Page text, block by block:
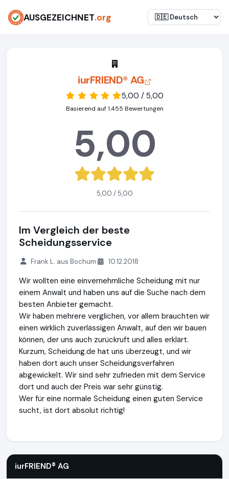
AUSGEZEICHNET.org
iurFRIEND® AG
5,00 / 5,00
Basierend auf 1.455 Bewertungen
5,00
5,00 / 5,00
Im Vergleich der beste
Scheidungsservice
Frank L. aus Bochum 10.12.2018
Wir wollten eine einvernehmliche Scheidung mit nur
einem Anwalt und haben uns auf die Suche nach dem
besten Anbieter gemacht.
Wir haben mehrere verglichen, vor allem brauchten wir
einen wirklich zuverlässigen Anwalt, auf den wir bauen
können, der uns auch zurückruft und alles erklärt.
Kurzum, Scheidung.de hat uns überzeugt, und wir
haben dort auch unser Scheidungsverfahren
abgewickelt. Wir sind sehr zufrieden mit dem Service
dort und auch der Preis war sehr günstig.
Wer für eine normale Scheidung einen guten Service
sucht, ist dort absolut richtig!
iurFRIEND® AG